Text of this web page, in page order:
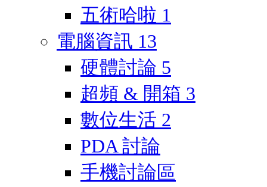
五術哈啦 1
電腦資訊 13
硬體討論 5
超頻 & 開箱 3
數位生活 2
PDA 討論
手機討論區